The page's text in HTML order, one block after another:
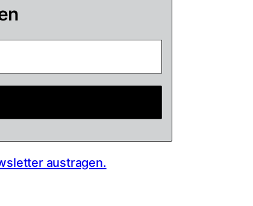
austragen.